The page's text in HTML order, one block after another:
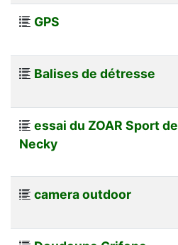
GPS
Balises de détresse
essai du ZOAR Sport de
Necky
camera outdoor